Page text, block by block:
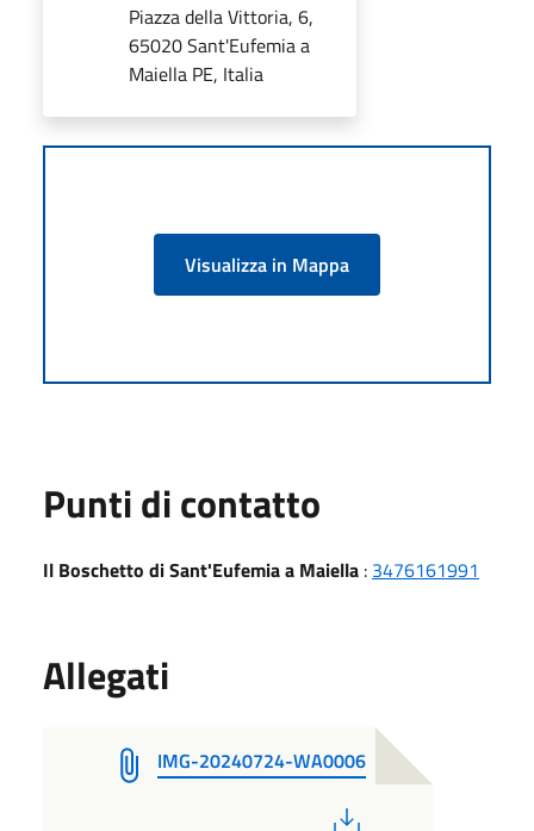
Piazza della Vittoria, 6,
65020 Sant'Eufemia a
Maiella PE, Italia
Visualizza in Mappa
Punti di contatto
Il Boschetto di Sant'Eufemia a Maiella : 3476161991
Allegati
IMG-20240724-WA0006